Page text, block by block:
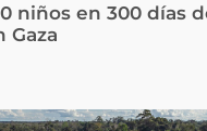
niños en 300 días
Gaza